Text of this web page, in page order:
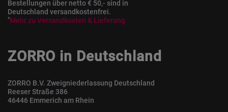
Bestellungen über netto € 50,- sind in
Deutschland versandkostenfrei.
*Mehr zu Versandkosten & Lieferung
ZORRO in Deutschland
ZORRO B.V. Zweigniederlassung Deutschland
Reeser Straße 386
46446 Emmerich am Rhein